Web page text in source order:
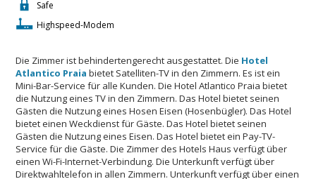
Safe
Highspeed-Modem
Die Zimmer ist behindertengerecht ausgestattet. Die Hotel
Atlantico Praia bietet Satelliten-TV in den Zimmern. Es ist ein
Mini-Bar-Service für alle Kunden. Die Hotel Atlantico Praia bietet
die Nutzung eines TV in den Zimmern. Das Hotel bietet seinen
Gästen die Nutzung eines Hosen Eisen (Hosenbügler). Das Hotel
bietet einen Weckdienst für Gäste. Das Hotel bietet seinen
Gästen die Nutzung eines Eisen. Das Hotel bietet ein Pay-TV-
Service für die Gäste. Die Zimmer des Hotels Haus verfügt über
einen Wi-Fi-Internet-Verbindung. Die Unterkunft verfügt über
Direktwahltelefon in allen Zimmern. Unterkunft verfügt über einen